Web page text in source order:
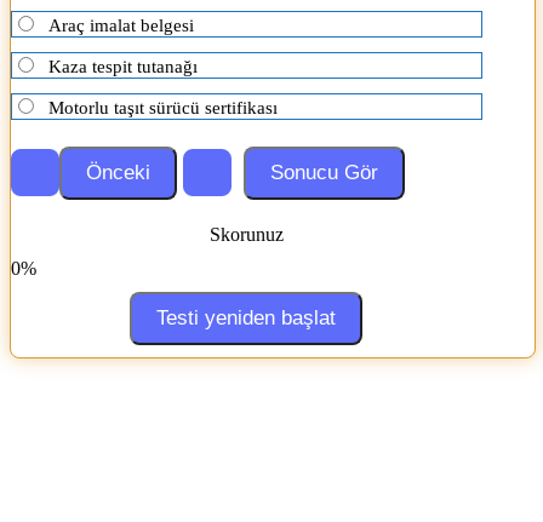
Araç imalat belgesi
Kaza tespit tutanağı
Motorlu taşıt sürücü sertifikası
Skorunuz
0%
Testi yeniden başlat